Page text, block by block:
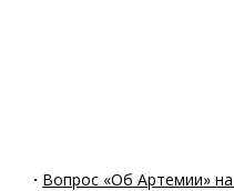
· Вопрос «Об Артемии»